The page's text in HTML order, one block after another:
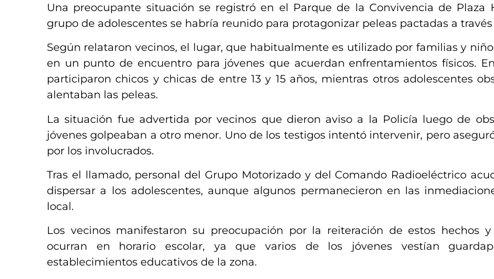
Una preocupante situación se registró en el Parque de la Convivencia de Plaza
grupo de adolescentes se habría reunido para protagonizar peleas pactadas a través
Según relataron vecinos, el lugar, que habitualmente es utilizado por familias y
en un punto de encuentro para jóvenes que acuerdan enfrentamientos físicos.
participaron chicos y chicas de entre 13 y 15 años, mientras otros adolescentes
alentaban las peleas.
La situación fue advertida por vecinos que dieron aviso a la Policía luego de
jóvenes golpeaban a otro menor. Uno de los testigos intentó intervenir, pero
por los involucrados.
Tras el llamado, personal del Grupo Motorizado y del Comando Radioeléctrico
dispersar a los adolescentes, aunque algunos permanecieron en las
local.
Los vecinos manifestaron su preocupación por la reiteración de estos hechos
ocurran en horario escolar, ya que varios de los jóvenes vestían
establecimientos educativos de la zona.